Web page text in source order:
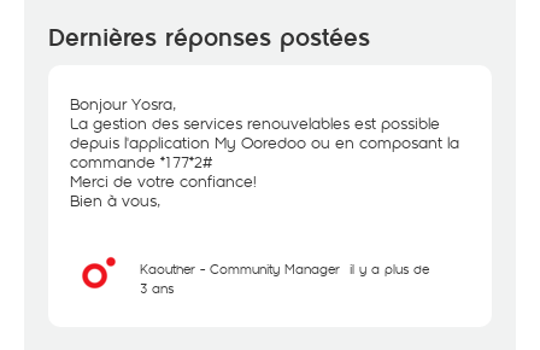
Dernières réponses postées
Bonjour Yosra,
La gestion des services renouvelables est possible
depuis l'application My Ooredoo ou en composant la
commande *177*2#
Merci de votre confiance!
Bien à vous,
Kaouther - Community Manager il y a plus de
3 ans